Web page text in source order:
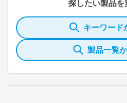
探したい製品を
キーワード
製品一覧